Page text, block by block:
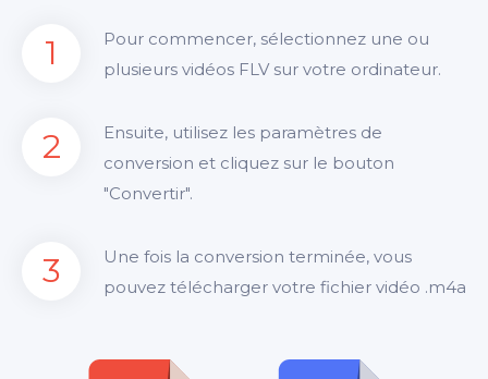
1
Pour commencer, sélectionnez une ou
plusieurs vidéos FLV sur votre ordinateur.
2
Ensuite, utilisez les paramètres de
conversion et cliquez sur le bouton
"Convertir".
3
Une fois la conversion terminée, vous
pouvez télécharger votre fichier vidéo .m4a